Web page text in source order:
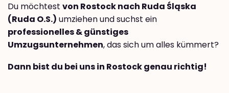
Du möchtest von Rostock nach Ruda Śląska
(Ruda O.S.) umziehen und suchst ein
professionelles & günstiges
Umzugsunternehmen, das sich um alles kümmert?
Dann bist du bei uns in Rostock genau richtig!